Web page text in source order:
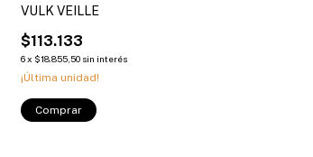
VULK VEILLE
$113.133
6 x $18.855,50 sin interés
¡Última unidad!
Comprar